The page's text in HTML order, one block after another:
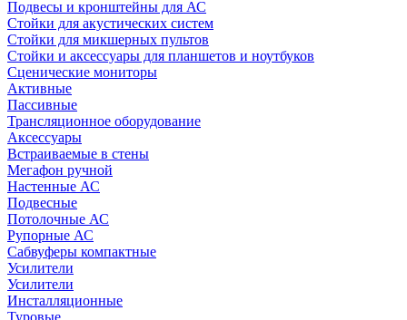
Подвесы и кронштейны для АС
Стойки для акустических систем
Стойки для микшерных пультов
Стойки и аксессуары для планшетов и ноутбуков
Сценические мониторы
Активные
Пассивные
Трансляционное оборудование
Аксессуары
Встраиваемые в стены
Мегафон ручной
Настенные АС
Подвесные
Потолочные АС
Рупорные АС
Сабвуферы компактные
Усилители
Усилители
Инсталляционные
Туровые